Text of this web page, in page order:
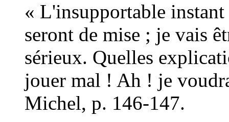
« L'insupportable
seront de mise ; je vais
sérieux. Quelles
jouer mal ! Ah ! je
Michel, p. 146-147.